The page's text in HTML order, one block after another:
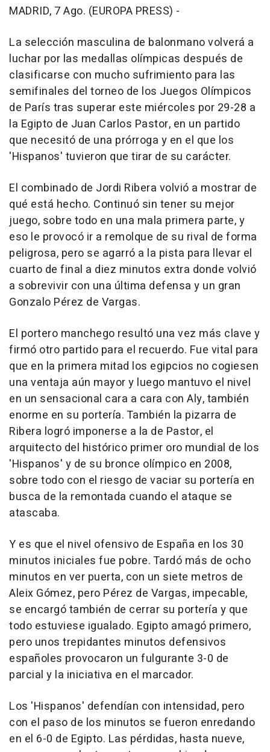
MADRID, 7 Ago. (EUROPA PRESS) -
La selección masculina de balonmano volverá a
luchar por las medallas olímpicas después de
clasificarse con mucho sufrimiento para las
semifinales del torneo de los Juegos Olímpicos
de París tras superar este miércoles por 29-28 a
la Egipto de Juan Carlos Pastor, en un partido
que necesitó de una prórroga y en el que los
'Hispanos' tuvieron que tirar de su carácter.
El combinado de Jordi Ribera volvió a mostrar de
qué está hecho. Continuó sin tener su mejor
juego, sobre todo en una mala primera parte, y
eso le provocó ir a remolque de su rival de forma
peligrosa, pero se agarró a la pista para llevar el
cuarto de final a diez minutos extra donde volvió
a sobrevivir con una última defensa y un gran
Gonzalo Pérez de Vargas.
El portero manchego resultó una vez más clave y
firmó otro partido para el recuerdo. Fue vital para
que en la primera mitad los egipcios no cogiesen
una ventaja aún mayor y luego mantuvo el nivel
en un sensacional cara a cara con Aly, también
enorme en su portería. También la pizarra de
Ribera logró imponerse a la de Pastor, el
arquitecto del histórico primer oro mundial de los
'Hispanos' y de su bronce olímpico en 2008,
sobre todo con el riesgo de vaciar su portería en
busca de la remontada cuando el ataque se
atascaba.
Y es que el nivel ofensivo de España en los 30
minutos iniciales fue pobre. Tardó más de ocho
minutos en ver puerta, con un siete metros de
Aleix Gómez, pero Pérez de Vargas, impecable,
se encargó también de cerrar su portería y que
todo estuviese igualado. Egipto amagó primero,
pero unos trepidantes minutos defensivos
españoles provocaron un fulgurante 3-0 de
parcial y la iniciativa en el marcador.
Los 'Hispanos' defendían con intensidad, pero
con el paso de los minutos se fueron enredando
en el 6-0 de Egipto. Las pérdidas, hasta nueve,